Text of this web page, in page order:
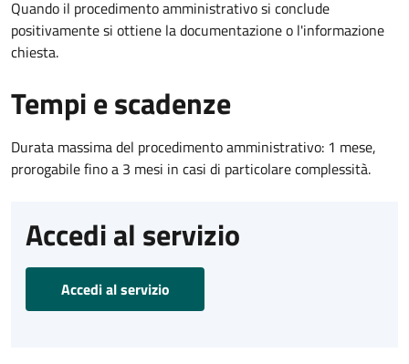
Quando il procedimento amministrativo si conclude
positivamente si ottiene la documentazione o l'informazione
chiesta.
Tempi e scadenze
Durata massima del procedimento amministrativo: 1 mese,
prorogabile fino a 3 mesi in casi di particolare complessità.
Accedi al servizio
Accedi al servizio